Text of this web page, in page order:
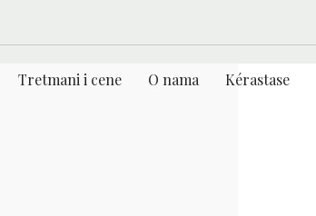
Tretmani i cene O nama Kérastase